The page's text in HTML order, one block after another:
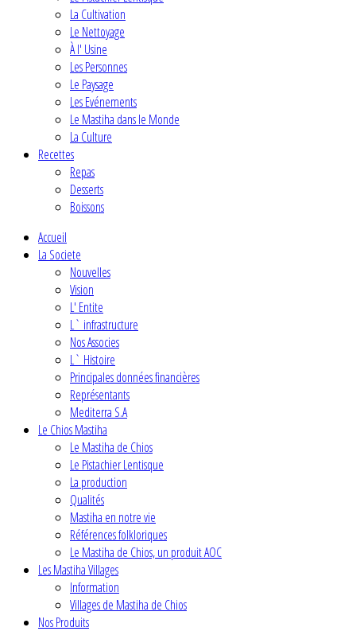
La Cultivation
Le Nettoyage
À l' Usine
Les Personnes
Le Paysage
Les Evénements
Le Mastiha dans le Monde
La Culture
Recettes
Repas
Desserts
Boissons
Accueil
La Societe
Nouvelles
Vision
L' Entite
L` infrastructure
Nos Associes
L` Histoire
Principales données financières
Représentants
Mediterra S.A
Le Chios Mastiha
Le Mastiha de Chios
Le Pistachier Lentisque
La production
Qualités
Mastiha en notre vie
Références folkloriques
Le Mastiha de Chios, un produit AOC
Les Mastiha Villages
Information
Villages de Mastiha de Chios
Nos Produits